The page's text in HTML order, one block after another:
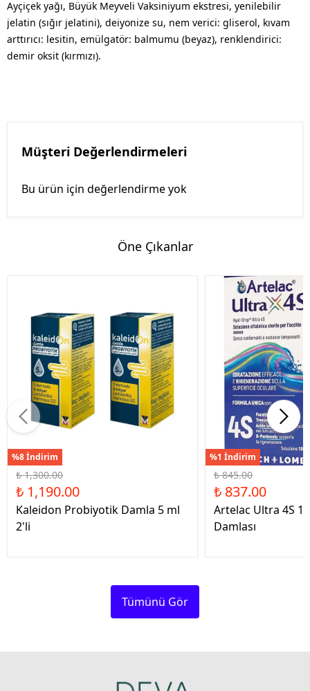
Ayçiçek yağı, Büyük Meyveli Vaksiniyum ekstresi, yenilebilir
jelatin (sığır jelatini), deiyonize su, nem verici: gliserol, kıvam
arttırıcı: lesitin, emülgatör: balmumu (beyaz), renklendirici:
demir oksit (kırmızı).
Müşteri Değerlendirmeleri
Bu ürün için değerlendirme yok
Öne Çıkanlar
%8 İndirim
₺ 1,300.00
₺ 1,190.00
Kaleidon Probiyotik Damla 5 ml
2'li
%1 İndirim
₺ 845.00
₺ 837.00
Artelac Ultra 4S
Damlası
Tümünü Gör